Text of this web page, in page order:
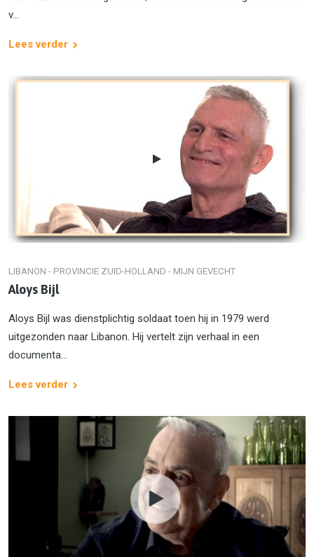
v...
Lees verder
LIBANON - PROVINCIE ZUID-HOLLAND - MIJN GEVECHT
Aloys Bijl
Aloys Bijl was dienstplichtig soldaat toen hij in 1979 werd
uitgezonden naar Libanon. Hij vertelt zijn verhaal in een
documenta...
Lees verder